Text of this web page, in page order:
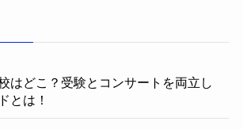
はどこ？受験とコンサートを両立し
とは！